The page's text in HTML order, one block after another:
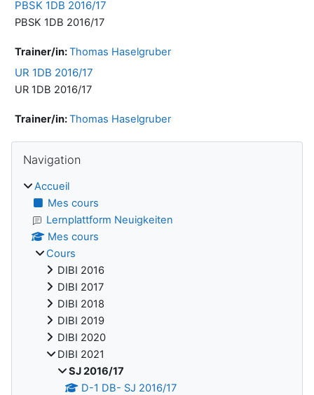
PBSK 1DB 2016/17
PBSK 1DB 2016/17
Trainer/in:Thomas Haselgruber
UR 1DB 2016/17
UR 1DB 2016/17
Trainer/in:Thomas Haselgruber
Blocs
Navigation
Accueil
Mes cours
Lernplattform Neuigkeiten
Mes cours
Cours
DIBI 2016
DIBI 2017
DIBI 2018
DIBI 2019
DIBI 2020
DIBI 2021
SJ 2016/17
D-1 DB- SJ 2016/17